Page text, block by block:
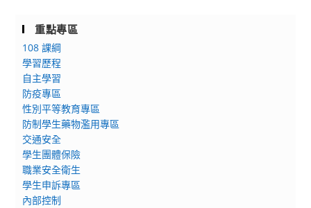
重點專區
108 課綱
學習歷程
自主學習
防疫專區
性別平等教育專區
防制學生藥物濫用專區
交通安全
學生團體保險
職業安全衛生
學生申訴專區
內部控制